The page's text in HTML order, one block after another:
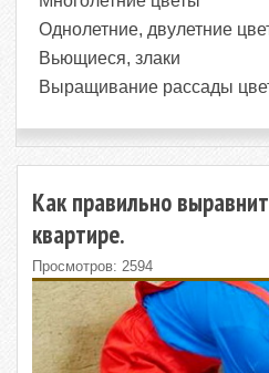
Однолетние, двулетние
Вьющиеся, злаки
Выращивание рассады
Как правильно
квартире.
Просмотров: 2594